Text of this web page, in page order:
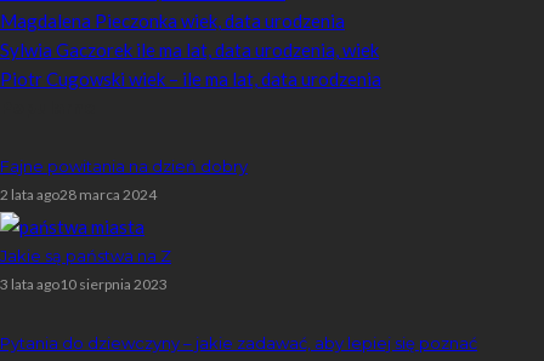
Magdalena Pieczonka wiek, data urodzenia
Sylwia Gaczorek ile ma lat, data urodzenia, wiek
Piotr Cugowski wiek – ile ma lat, data urodzenia
Fajne powitania na dzień dobry
2 lata ago28 marca 2024
Jakie są państwa na Z
3 lata ago10 sierpnia 2023
Pytania do dziewczyny – jakie zadawać, aby lepiej się poznać